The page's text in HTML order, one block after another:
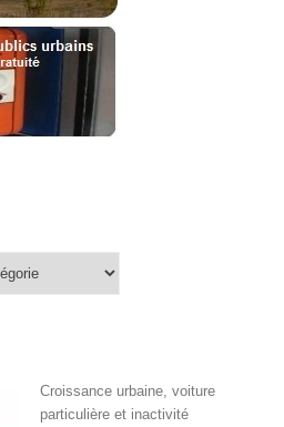
Croissance urbaine, voiture
particulière et inactivité